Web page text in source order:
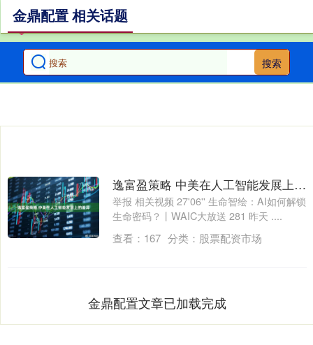
搜索
金鼎配置 相关话题
逸富盈策略 中美在人工智能发展上的差异
举报 相关视频 27'06'' 生命智绘：AI如何解锁
生命密码？丨WAIC大放送 281 昨天 ....
查看： 167 分类： 股票配资市场
金鼎配置文章已加载完成